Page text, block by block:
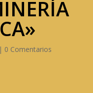
| 0 Comentarios